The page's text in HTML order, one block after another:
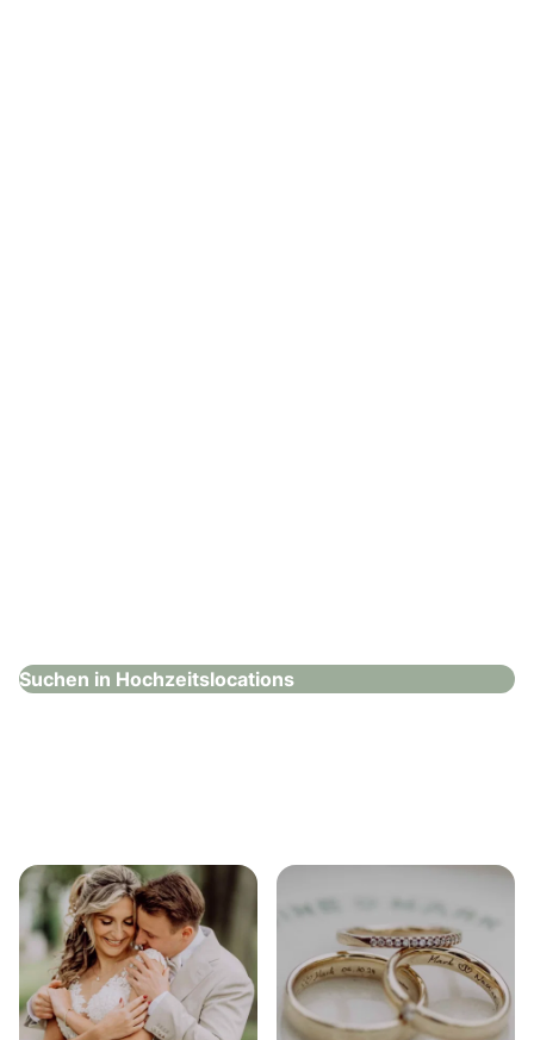
Suchen in Hochzeitslocations